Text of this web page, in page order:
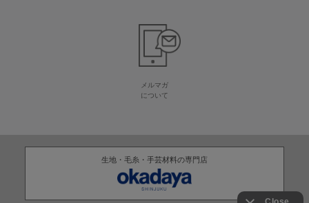
メルマガ
について
生地・毛糸・手芸材料の専門店